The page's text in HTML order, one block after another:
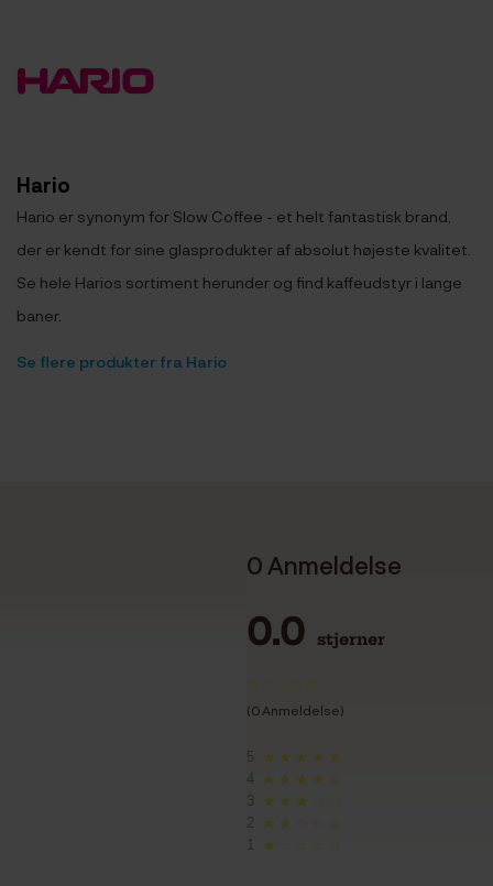
Hario
Hario er synonym for Slow Coffee - et helt fantastisk brand,
der er kendt for sine glasprodukter af absolut højeste kvalitet.
Se hele Harios sortiment herunder og find kaffeudstyr i lange
baner.
Se flere produkter fra Hario
0 Anmeldelse
0.0 stjerner
(0 Anmeldelse)
5 ★★★★★
★★★★☆
3 ★★★☆☆
2 ★★☆☆☆
★☆☆☆☆